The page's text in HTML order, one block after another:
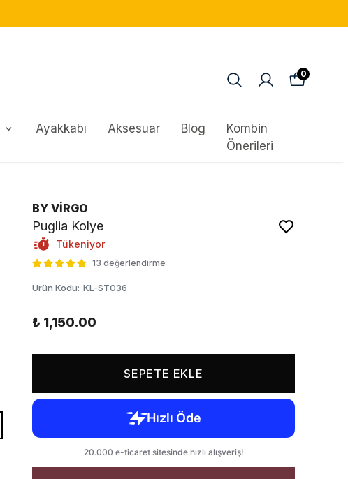
Ayakkabı Aksesuar Blog
Kombin
Önerileri
0
BY VİRGO
Puglia Kolye
Tükeniyor
13 değerlendirme
Ürün Kodu: KL-ST036
₺ 1,150.00
SEPETE EKLE